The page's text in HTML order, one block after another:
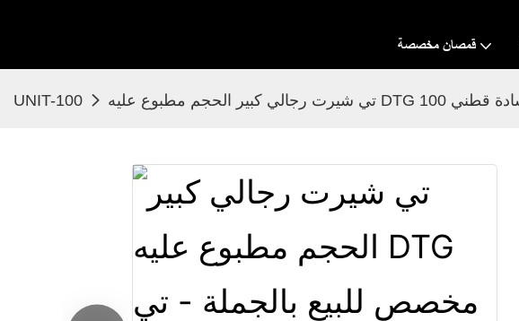
قمصان مخصصة
UNIT-100